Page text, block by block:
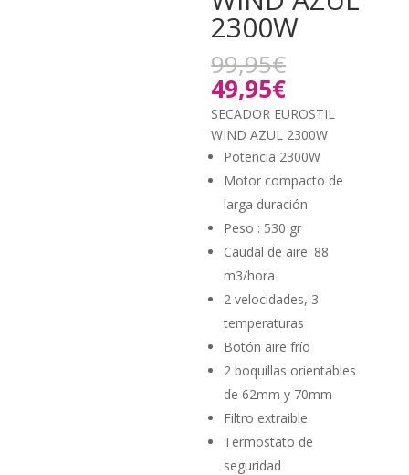
2300W
99,95€
original
era:
99,95€.
49,95€El
precio
actual
es:
49,95€.
SECADOR EUROSTIL
WIND AZUL 2300W
Potencia 2300W
Motor compacto de
larga duración
Peso : 530 gr
Caudal de aire: 88
m3/hora
2 velocidades, 3
temperaturas
Botón aire frío
2 boquillas orientables
de 62mm y 70mm
Filtro extraible
Termostato de
seguridad